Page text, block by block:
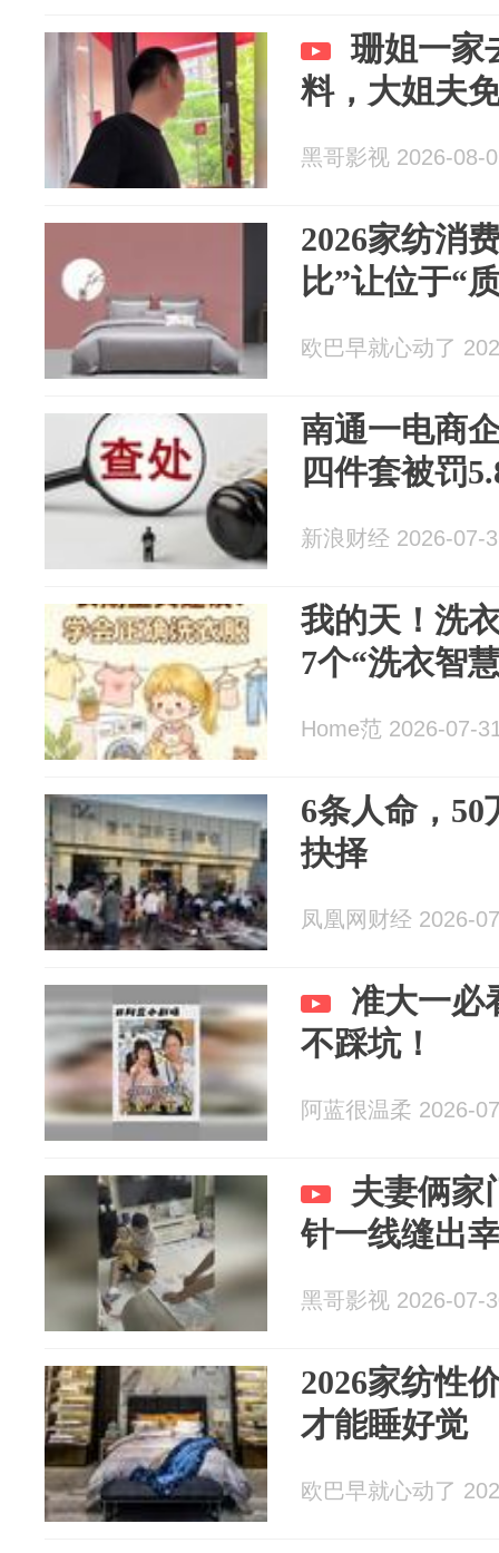
珊姐一家
料，大姐夫
黑哥影视 2026-08-
2026家纺消
比”让位于“
欧巴早就心动了
南通一电商
四件套被罚
新浪财经 2026-07-
我的天！洗
7个“洗衣智
Home范 2026-07-
6条人命，
抉择
凤凰网财经 2026-
准大一必
不踩坑！
阿蓝很温柔 2026-
夫妻俩家
针一线缝出
黑哥影视 2026-07-
2026家纺性
才能睡好觉
欧巴早就心动了